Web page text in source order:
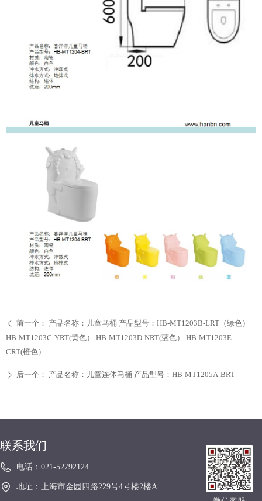
ꄴ 前一个： 产品名称：儿童马桶 产品型号：HB-MT1203B-LRT（绿色）
HB-MT1203C-YRT(黄色） HB-MT1203D-NRT(蓝色） HB-MT1203E-
CRT(橙色）
ꄲ 后一个： 产品名称：儿童连体马桶 产品型号：HB-MT1205A-BRT
联系我们
电话： 021-52792124
地址： 上海市金园四路229号4号楼2楼A